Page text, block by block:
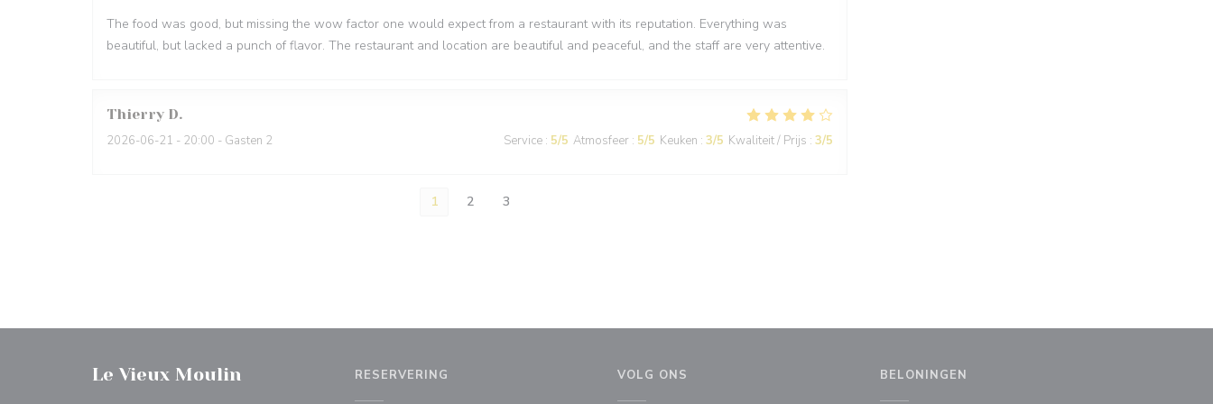
The food was good, but missing the wow factor one would expect from a restaurant with its reputation. Everything was
beautiful, but lacked a punch of flavor. The restaurant and location are beautiful and peaceful, and the staff are very attentive.
Thierry D
2026-06-21 - 20:00 - Gasten 2 Service : 5/5 Atmosfeer : 5/5 Keuken : 3/5 Kwaliteit / Prijs : 3/5
1 2 3
Le Vieux Moulin RESERVERING VOLG ONS BELONINGEN